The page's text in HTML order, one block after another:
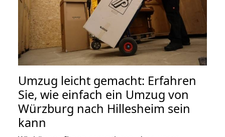
Umzug leicht gemacht: Erfahren
Sie, wie einfach ein Umzug von
Würzburg nach Hillesheim sein
kann